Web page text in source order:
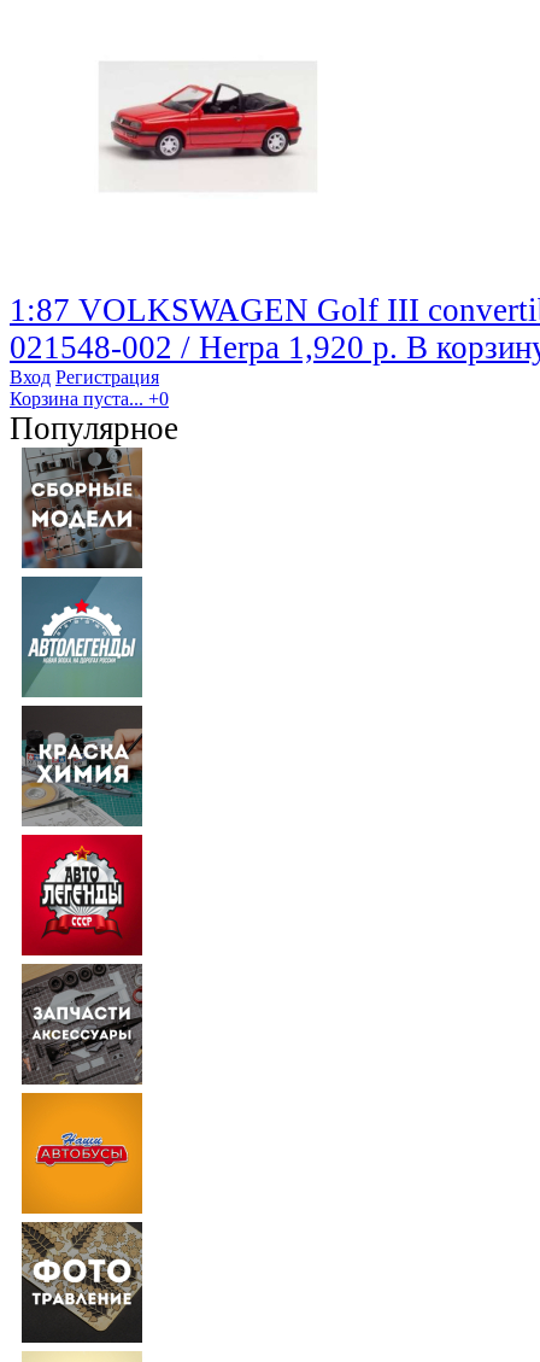
1:87 VOLKSWAGEN Golf III
021548-002 / Herpa 1,920 р. В
Вход Регистрация
Корзина пуста... +0
Популярное